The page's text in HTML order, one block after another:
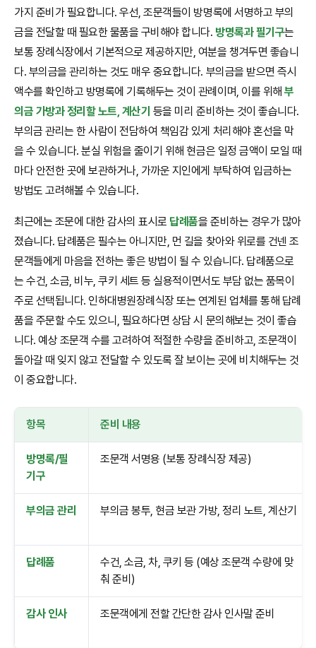
가지 준비가 필요합니다. 우선, 조문객들이 방명록에 서명하고 부의
금을 전달할 때 필요한 물품을 구비해야 합니다. 방명록과 필기구는
보통 장례식장에서 기본적으로 제공하지만, 여분을 챙겨두면 좋습니
다. 부의금을 관리하는 것도 매우 중요합니다. 부의금을 받으면 즉시
액수를 확인하고 방명록에 기록해두는 것이 관례이며, 이를 위해부
의금 가방과 정리할 노트, 계산기 등을 미리 준비하는 것이 좋습니다.
부의금 관리는 한 사람이 전담하여 책임감 있게 처리해야 혼선을 막
을 수 있습니다. 분실 위험을 줄이기 위해 현금은 일정 금액이 모일 때
마다 안전한 곳에 보관하거나, 가까운 지인에게 부탁하여 입금하는
방법도 고려해볼 수 있습니다.
최근에는 조문에 대한 감사의 표시로 답례품을 준비하는 경우가 많아
졌습니다. 답례품은 필수는 아니지만, 먼 길을 찾아와 위로를 건넨 조
문객들에게 마음을 전하는 좋은 방법이 될 수 있습니다. 답례품으로
는 수건, 소금, 비누, 쿠키 세트 등 실용적이면서도 부담 없는 품목이
주로 선택됩니다. 인하대병원장례식장 또는 연계된 업체를 통해 답례
품을 주문할 수도 있으니, 필요하다면 상담 시 문의해보는 것이 좋습
니다. 예상 조문객 수를 고려하여 적절한 수량을 준비하고, 조문객이
돌아갈 때 잊지 않고 전달할 수 있도록 잘 보이는 곳에 비치해두는 것
이 중요합니다.
항목 준비 내용
방명록/필
기구
조문객 서명용 (보통 장례식장 제공)
부의금 관리 부의금 봉투, 현금 보관 가방, 정리 노트, 계산기
답례품
수건, 소금, 차, 쿠키 등 (예상 조문객 수량에 맞
춰 준비)
감사 인사 조문객에게 전할 간단한 감사 인사말 준비